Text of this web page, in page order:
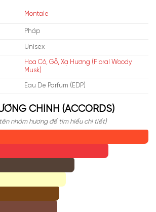
Montale
Pháp
Unisex
Hoa Cỏ, Gỗ, Xạ Hương (Floral Woody
Musk)
Eau De Parfum (EDP)
CHÍNH (ACCORDS)
nhóm hương để tìm hiểu chi tiết)